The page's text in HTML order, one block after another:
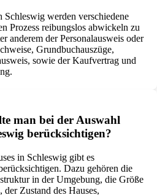
Schleswig werden verschiedene
Prozess reibungslos abwickeln zu
anderem der Personalausweis oder
Grundbuchauszüge,
sowie der Kaufvertrag und
man bei der Auswahl
berücksichtigen?
in Schleswig gibt es
Dazu gehören die
in der Umgebung, die Größe
Zustand des Hauses,